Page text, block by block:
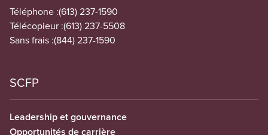
Téléphone :(613) 237-1590
Télécopieur :(613) 237-5508
Sans frais :(844) 237-1590
SCFP
Leadership et gouvernance
Opportunités de carrière